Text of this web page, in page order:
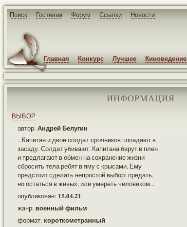
Поиск Гостевая Форум Ссылки Новости
Главная Конкурс Лучшее Киноведение
ИНФОРМАЦИЯ
ВЫБОР
автор: Андрей Белугин
...Капитан и двое солдат-срочников попадают в
засаду. Солдат убивают. Капитана берут в плен
и предлагают в обмен на сохранение жизни
сбросить тела ребят в яму с крысами. Ему
предстоит сделать непростой выбор: предать,
но остаться в живых, или умереть человеком...
опубликован: 15.04.21
жанр: военный фильм
формат: короткометражный